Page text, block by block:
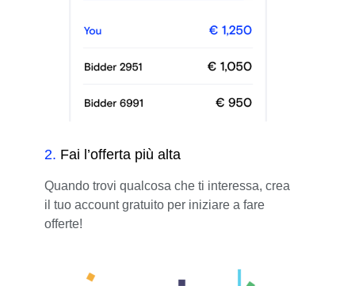
2. Fai l’offerta più alta
Quando trovi qualcosa che ti interessa, crea
il tuo account gratuito per iniziare a fare
offerte!